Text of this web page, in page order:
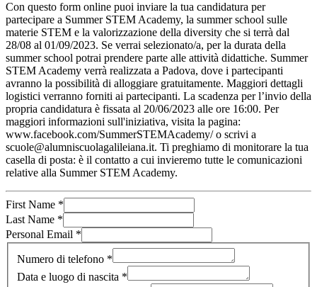
Con questo form online puoi inviare la tua candidatura per
partecipare a Summer STEM Academy, la summer school sulle
materie STEM e la valorizzazione della diversity che si terrà dal
28/08 al 01/09/2023. Se verrai selezionato/a, per la durata della
summer school potrai prendere parte alle attività didattiche. Summer
STEM Academy verrà realizzata a Padova, dove i partecipanti
avranno la possibilità di alloggiare gratuitamente. Maggiori dettagli
logistici verranno forniti ai partecipanti. La scadenza per l’invio della
propria candidatura è fissata al 20/06/2023 alle ore 16:00. Per
maggiori informazioni sull'iniziativa, visita la pagina:
www.facebook.com/SummerSTEMAcademy/ o scrivi a
scuole@alumniscuolagalileiana.it. Ti preghiamo di monitorare la tua
casella di posta: è il contatto a cui invieremo tutte le comunicazioni
relative alla Summer STEM Academy.
First Name *
Last Name *
Personal Email *
Numero di telefono *
Data e luogo di nascita *